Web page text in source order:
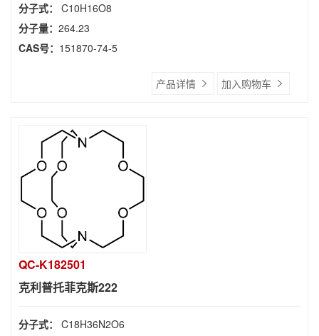
分子式： C10H16O8
分子量： 264.23
CAS号： 151870-74-5
产品详情 加入购物车
QC-K182501
克利普托菲克斯222
分子式： C18H36N2O6